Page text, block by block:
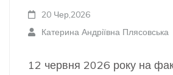
20 Чер,2026
Катерина Андріївна Плясовська
12 червня 2026 року на